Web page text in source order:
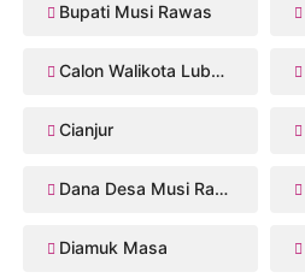
Bupati Musi Rawas
Calon Walikota Lubuklinggau
Cianjur
Dana Desa Musi Rawas
Diamuk Masa